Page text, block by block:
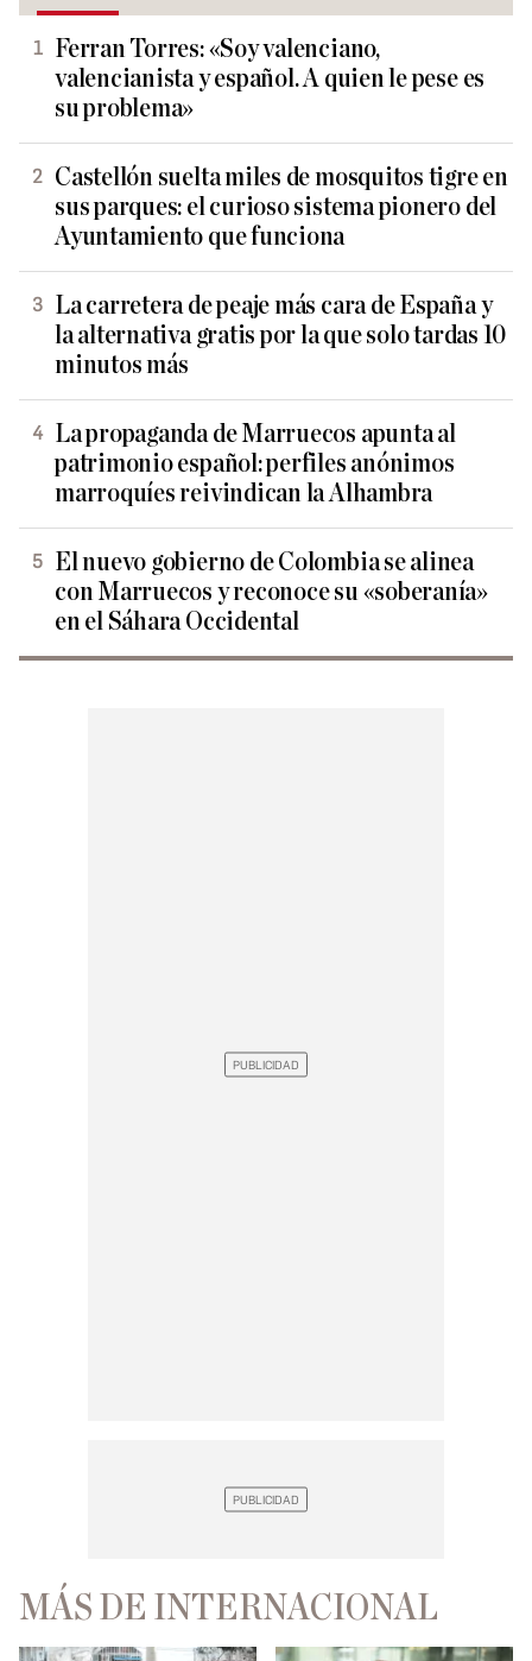
Ferran Torres: «Soy valenciano,
valencianista y español. A quien le pese es
su problema»
Castellón suelta miles de mosquitos tigre en
sus parques: el curioso sistema pionero del
Ayuntamiento que funciona
La carretera de peaje más cara de España y
la alternativa gratis por la que solo tardas 10
minutos más
La propaganda de Marruecos apunta al
patrimonio español: perfiles anónimos
marroquíes reivindican la Alhambra
El nuevo gobierno de Colombia se alinea
con Marruecos y reconoce su «soberanía»
en el Sáhara Occidental
MÁS DE INTERNACIONAL